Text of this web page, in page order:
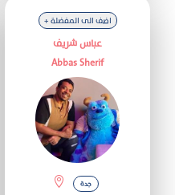
+ اضف الى المفضلة
عباس شريف
Abbas Sherif
جدة